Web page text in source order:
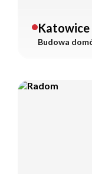
Katowice
Budowa